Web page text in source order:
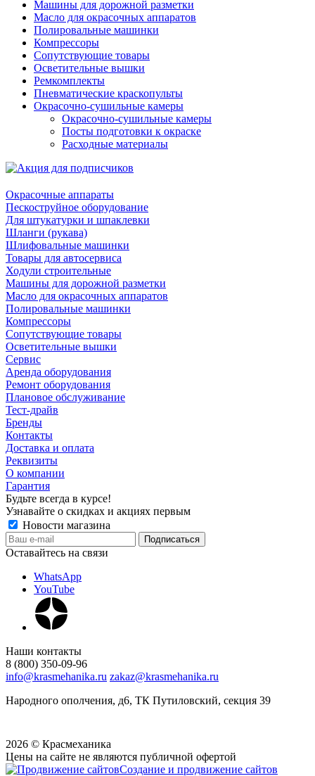
Машины для дорожной разметки
Масло для окрасочных аппаратов
Полировальные машинки
Компрессоры
Сопутствующие товары
Осветительные вышки
Ремкомплекты
Пневматические краскопульты
Окрасочно-сушильные камеры
Окрасочно-сушильные камеры
Посты подготовки к окраске
Расходные материалы
Окрасочные аппараты
Пескоструйное оборудование
Для штукатурки и шпаклевки
Шланги (рукава)
Шлифовальные машинки
Товары для автосервиса
Ходули строительные
Машины для дорожной разметки
Масло для окрасочных аппаратов
Полировальные машинки
Компрессоры
Сопутствующие товары
Осветительные вышки
Сервис
Аренда оборудования
Ремонт оборудования
Плановое обслуживание
Тест-драйв
Бренды
Контакты
Доставка и оплата
Реквизиты
О компании
Гарантия
Будьте всегда в курсе!
Узнавайте о скидках и акциях первым
Новости магазина
Оставайтесь на связи
WhatsApp
YouTube
Наши контакты
8 (800) 350-09-96
info@krasmehanika.ru zakaz@krasmehanika.ru
Народного ополчения, д6, ТК Путиловский, секция 39
2026 © Красмеханика
Цены на сайте не являются публичной офертой
Создание и продвижение сайтов